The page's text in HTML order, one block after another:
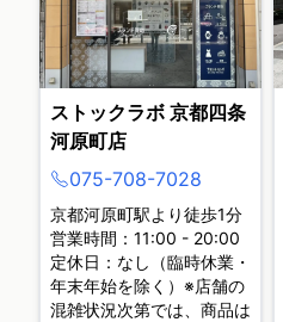
ストックラボ 京都四条
河原町店
075-708-7028
京都河原町駅より徒歩1分
営業時間：11:00 - 20:00
定休日：なし（臨時休業・
年末年始を除く）※店舗の
混雑状況次第では、商品は